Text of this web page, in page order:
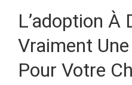
L’adoption À
Vraiment
Pour Votre